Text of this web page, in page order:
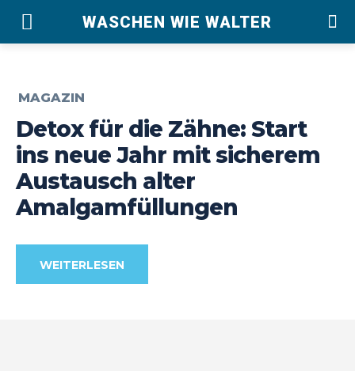
WASCHEN WIE WALTER
MAGAZIN
Detox für die Zähne: Start
ins neue Jahr mit sicherem
Austausch alter
Amalgamfüllungen
WEITERLESEN